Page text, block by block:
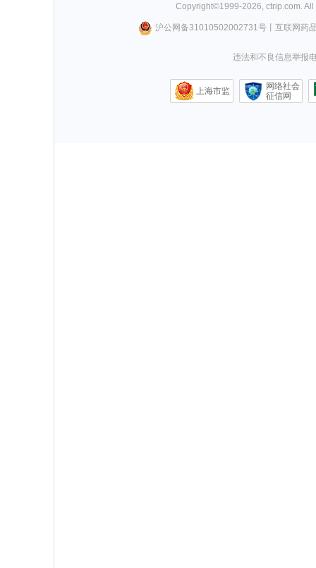
Copyright©1999-2026 ctrip.com .
沪公网备31010502002731号丨 互联网药
违法和不良信息举报
上海市监
网络社会
征信网